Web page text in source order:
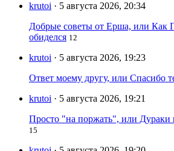
krutoi · 5 августа 2026, 20:34
Добрые советы от Ерша, или Как
обиделся 12
krutoi · 5 августа 2026, 19:23
Ответ моему другу, или Спасибо
krutoi · 5 августа 2026, 19:21
Просто "на поржать", или Дураки
15